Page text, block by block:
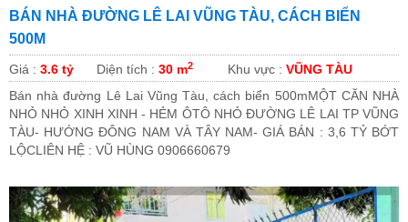
BÁN NHÀ ĐƯỜNG LÊ LAI VŨNG TÀU, CÁCH BIỂN
500M
Giá : 3.6 tỷ Diện tích : 30 m2 Khu vực : VŨNG TÀU
Bán nhà đường Lê Lai Vũng Tàu, cách biển 500mMỘT CĂN NHÀ
NHỎ NHỎ XINH XINH - HẺM ÔTÔ NHỎ ĐƯỜNG LÊ LAI TP VŨNG
TÀU- HƯỚNG ĐÔNG NAM VÀ TÂY NAM- GIÁ BÁN : 3,6 TỶ BỚT
LỘCLIÊN HỆ : VŨ HÙNG 0906660679